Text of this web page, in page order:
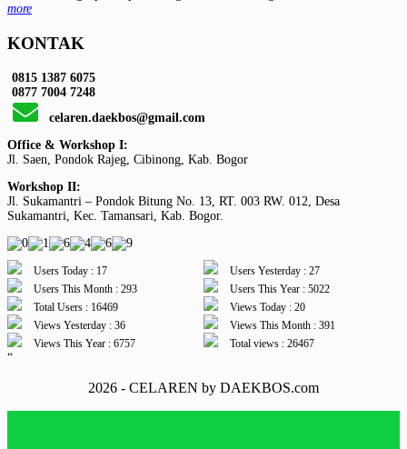
more
KONTAK
0815 1387 6075
0877 7004 7248
celaren.daekbos@gmail.com
Office & Workshop I:
Jl. Saen, Pondok Rajeg, Cibinong, Kab. Bogor
Workshop II:
Jl. Sukamantri – Pondok Bitung No. 13, RT. 003 RW. 012, Desa
Sukamantri, Kec. Tamansari, Kab. Bogor.
Users Today : 17
Users Yesterday : 27
Users This Month : 293
Users This Year : 5022
Total Users : 16469
Views Today : 20
Views Yesterday : 36
Views This Month : 391
Views This Year : 6757
Total views : 26467
“
2026 - CELAREN by DAEKBOS.com